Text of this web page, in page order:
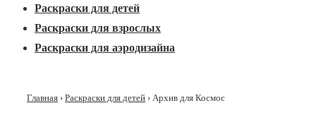
Раскраски для детей
Раскраски для взрослых
Раскраски для аэродизайна
Главная › Раскраски для детей › Архив для Космос